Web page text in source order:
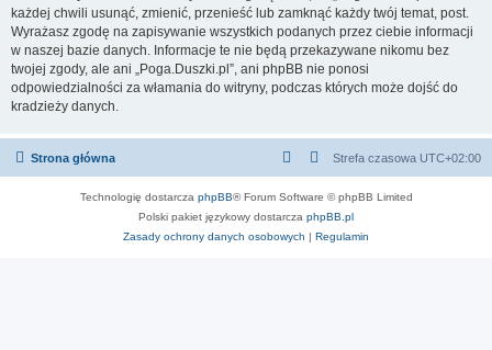
każdej chwili usunąć, zmienić, przenieść lub zamknąć każdy twój temat, post.
Wyrażasz zgodę na zapisywanie wszystkich podanych przez ciebie informacji
w naszej bazie danych. Informacje te nie będą przekazywane nikomu bez
twojej zgody, ale ani „Poga.Duszki.pl”, ani phpBB nie ponosi
odpowiedzialności za włamania do witryny, podczas których może dojść do
kradzieży danych.
Strona główna Strefa czasowa UTC+02:00
Technologię dostarcza phpBB® Forum Software © phpBB Limited
Polski pakiet językowy dostarcza phpBB.pl
Zasady ochrony danych osobowych | Regulamin